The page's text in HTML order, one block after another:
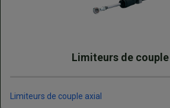
Limiteurs de
Limiteurs de couple axial